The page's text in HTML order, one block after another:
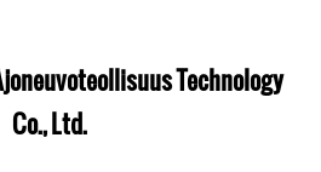
Technology
Co., Ltd.